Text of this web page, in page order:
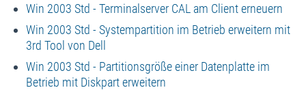
Win 2003 Std - Terminalserver CAL am Client erneuern
Win 2003 Std - Systempartition im Betrieb erweitern mit
3rd Tool von Dell
Win 2003 Std - Partitionsgröße einer Datenplatte im
Betrieb mit Diskpart erweitern